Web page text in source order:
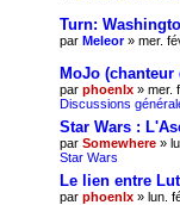
Turn:
par Meleor» mer.
MoJo (chanteur
par phoenlx » mer.
Discussions
Star Wars :
par Somewhere »
Star Wars
Le lien entre
par phoenlx » lun.